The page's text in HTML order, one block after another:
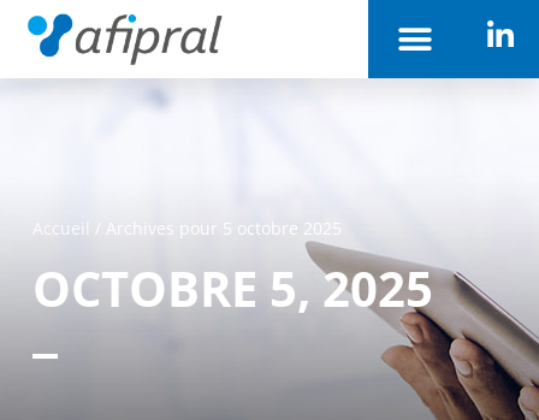
Accueil / Archives pour 5 octobre 2025
OCTOBRE 5, 2025